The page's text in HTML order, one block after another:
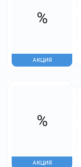
%
АКЦИЯ
%
АКЦИЯ